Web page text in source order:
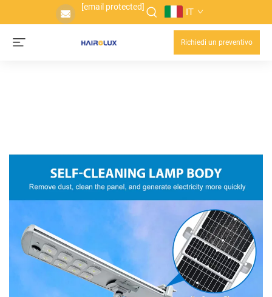
[email protected] IT
Richiedi un preventivo